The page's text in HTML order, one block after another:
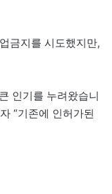
금지를 시도했지만,
인기를 누려왔습니
“기존에 인허가된